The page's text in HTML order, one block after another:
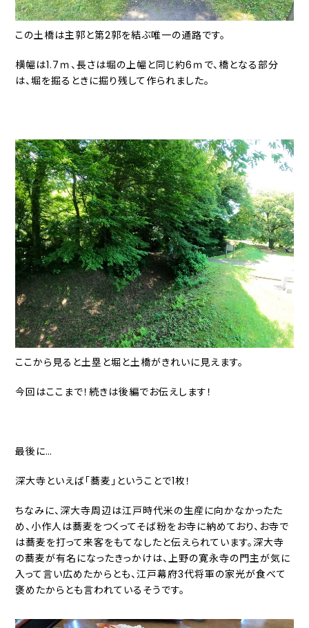
この土橋は主郭と第2郭を結ぶ唯一の通路です。
横幅は1.7ｍ、長さは堀の上幅と同じ約6ｍで、橋となる部分
は、堀を掘るときに掘り残して作られました。
ここから見ると土塁と堀と土橋がきれいに見えます。
今回はここまで！続きは後編でお伝えします！
最後に…
深大寺といえば「蕎麦」ということで1枚！
ちなみに、深大寺周辺は江戸時代米の生産に向かなかったた
め、小作人は蕎麦をつくってそば粉をお寺に納めており、お寺で
は蕎麦を打って来客をもてなしたと伝えられています。深大寺
の蕎麦が有名になったきっかけは、上野の寛永寺の門主が気に
入って言い広めたからとも、江戸幕府3代将軍の家光が食べて
褒めたからとも言われているそうです。